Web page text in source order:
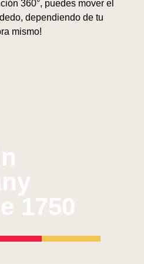
360°, puedes mover el
dependiendo de tu
mismo!
1750